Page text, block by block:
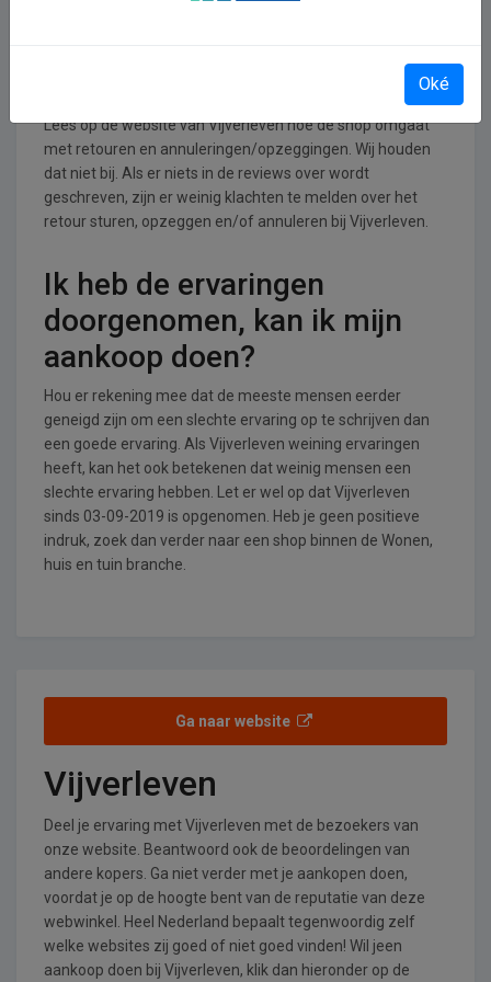
Lees op de website van Vijverleven hoe de shop omgaat
met retouren en annuleringen/opzeggingen. Wij houden
dat niet bij. Als er niets in de reviews over wordt
geschreven, zijn er weinig klachten te melden over het
retour sturen, opzeggen en/of annuleren bij Vijverleven.
Ik heb de ervaringen
doorgenomen, kan ik mijn
aankoop doen?
Hou er rekening mee dat de meeste mensen eerder
geneigd zijn om een slechte ervaring op te schrijven dan
een goede ervaring. Als Vijverleven weining ervaringen
heeft, kan het ook betekenen dat weinig mensen een
slechte ervaring hebben. Let er wel op dat Vijverleven
sinds 03-09-2019 is opgenomen. Heb je geen positieve
indruk, zoek dan verder naar een shop binnen de Wonen,
huis en tuin branche.
Ga naar website
Vijverleven
Deel je ervaring met Vijverleven met de bezoekers van
onze website. Beantwoord ook de beoordelingen van
andere kopers. Ga niet verder met je aankopen doen,
voordat je op de hoogte bent van de reputatie van deze
webwinkel. Heel Nederland bepaalt tegenwoordig zelf
welke websites zij goed of niet goed vinden! Wil jeen
aankoop doen bij Vijverleven, klik dan hieronder op de
Oké